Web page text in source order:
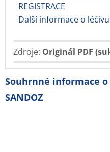
REGISTRACE
Další informace o léčivu
Zdroje: Originál PDF
Souhrnné informace o
SANDOZ